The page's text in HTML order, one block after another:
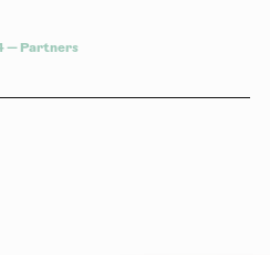
— Partners